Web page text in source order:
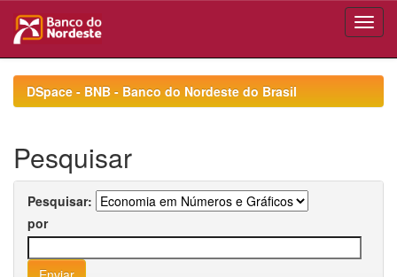
navigationDSpace - BNB - Banco do Nordeste do Brasil
Pesquisar
Pesquisar:
por